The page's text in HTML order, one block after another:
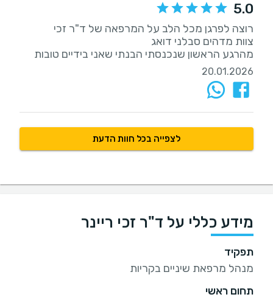
5.0
מהרגע הראשון שנכנסתי הבנתי שאני בידיים טובות
20.01.2026
לצפייה בכל חוות הדעת
מידע כללי על ד"ר זכי ריינר
תפקיד
מנהל מרפאת שיניים בקריות
תחום ראשי